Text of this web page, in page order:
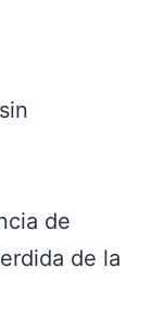
de
de la